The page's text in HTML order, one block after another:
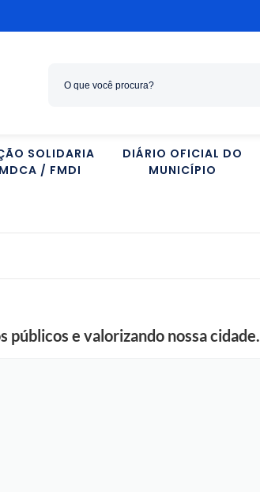
SOLIDARIA
/ FMDI
DIÁRIO OFICIAL DO
MUNICÍPIO
públicos e valorizando nossa cidade.